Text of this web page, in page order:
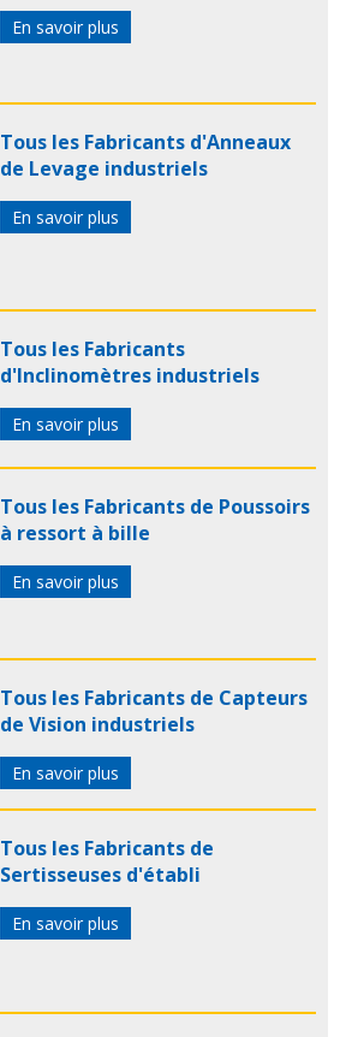
En savoir plus
Tous les Fabricants d'Anneaux
de Levage industriels
En savoir plus
Tous les Fabricants
d'Inclinomètres industriels
En savoir plus
Tous les Fabricants de Poussoirs
à ressort à bille
En savoir plus
Tous les Fabricants de Capteurs
de Vision industriels
En savoir plus
Tous les Fabricants de
Sertisseuses d'établi
En savoir plus